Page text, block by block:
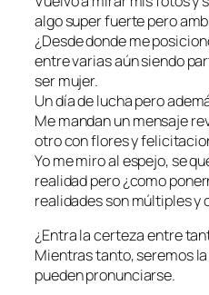
algo super fuerte pero
¿Desde donde me
entre varias aún siendo
ser mujer.
Un día de lucha pero
Me mandan un mensaje
otro con flores y
Yo me miro al espejo, se
realidad pero ¿como
realidades son múltiples y
¿Entra la certeza entre
Mientras tanto, seremos
pueden pronunciarse.